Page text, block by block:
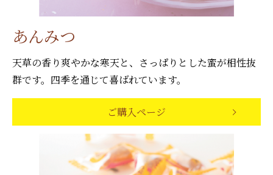
あんみつ
天草の香り爽やかな寒天と、さっぱりとした蜜が相性抜
群です。四季を通じて喜ばれています。
ご購入ページ